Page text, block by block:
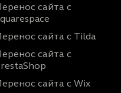
сайта с
сайта с Tilda
сайта с
сайта с Wix